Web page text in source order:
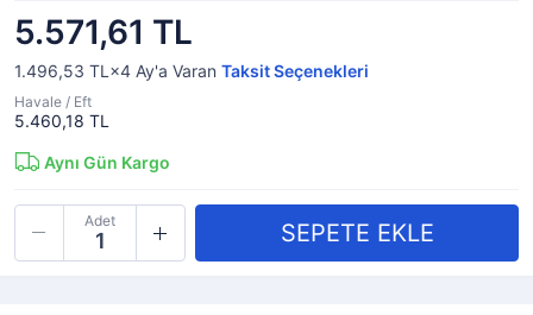
5.571,61 TL
1.496,53 TL×4 Ay'a Varan Taksit Seçenekleri
Havale / Eft
5.460,18 TL
Aynı Gün Kargo
Adet